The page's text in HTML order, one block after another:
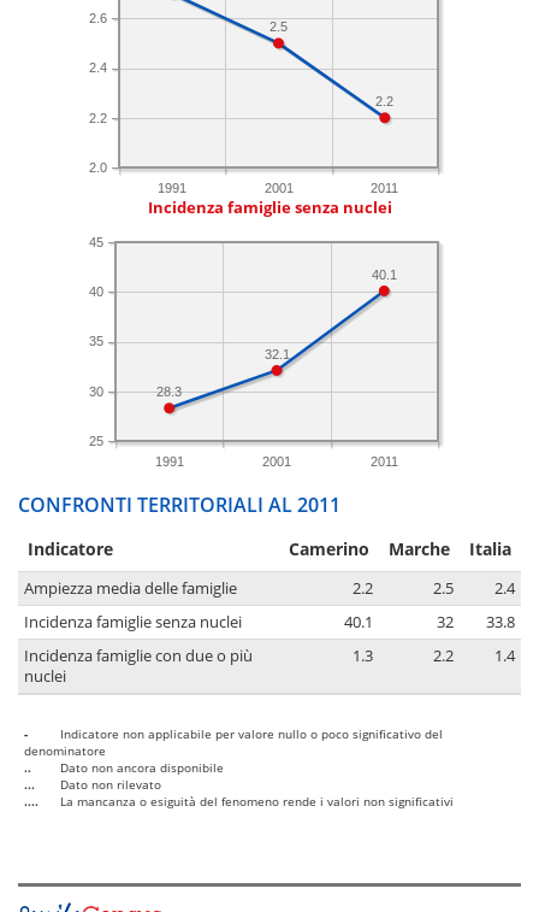
1991 2001 2011
2.0
2.2
2.4
2.6
2.2
2.5
Incidenza famiglie senza nuclei
1991 2001 2011
25
30
35
40
45
40.1
32.1
28.3
CONFRONTI TERRITORIALI AL 2011
Indicatore Camerino Marche Italia
Ampiezza media delle famiglie 2.2 2.5
2.4
Incidenza famiglie senza nuclei
40.1 32
33.8
Incidenza famiglie con due o più
nuclei
1.3 2.2 1.4
-
Indicatore non applicabile per valore nullo o poco significativo del
denominatore
..
Dato non ancora disponibile
...
Dato non rilevato
....
La mancanza o esiguità del fenomeno rende i valori non significativi